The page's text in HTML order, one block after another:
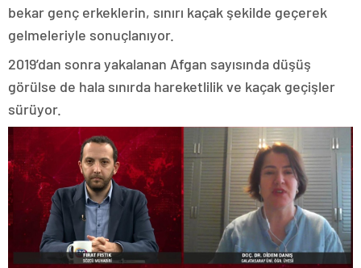
bekar genç erkeklerin, sınırı kaçak şekilde geçerek
gelmeleriyle sonuçlanıyor.
2019’dan sonra yakalanan Afgan sayısında düşüş
görülse de hala sınırda hareketlilik ve kaçak geçişler
sürüyor.